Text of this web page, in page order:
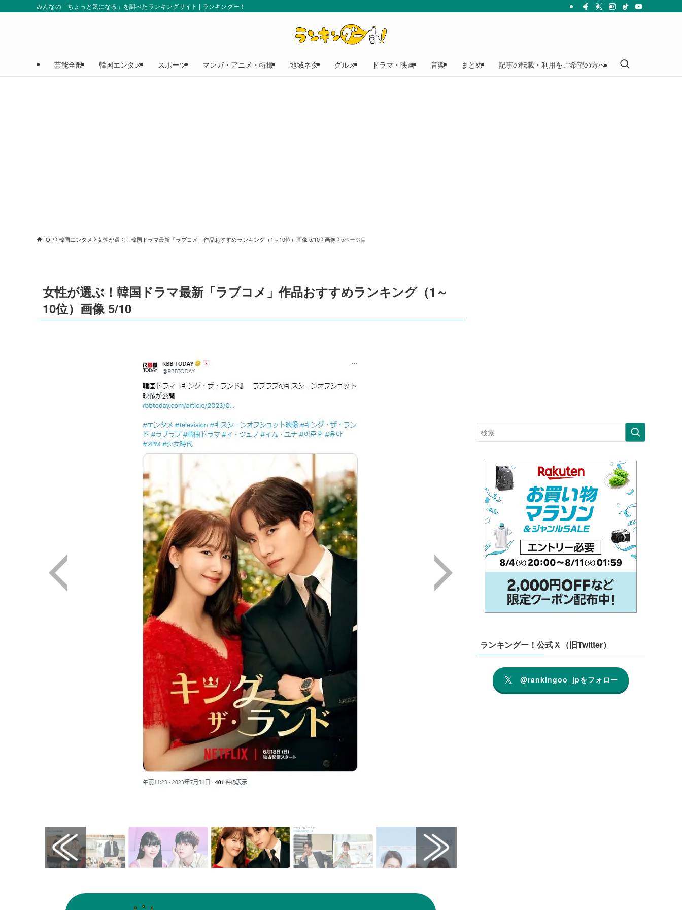
みんなの「ちょっと気になる」を調べたランキングサイト | ランキングー！
芸能全般 韓国エンタメ スポーツ マンガ・アニメ・特撮 地域ネタ グルメ ドラマ・映画 音楽 まとめ 記事の転載・利用をご希望の方へ
TOP 韓国エンタメ 女性が選ぶ！韓国ドラマ最新「ラブコメ」作品おすすめランキング（1～10位）画像 5/10 画像 5ページ目
女性が選ぶ！韓国ドラマ最新「ラブコメ」作品おすすめランキング（1～
10位）画像 5/10
ランキングー！公式Ｘ（旧Twitter）
@rankingoo_jpをフォロー